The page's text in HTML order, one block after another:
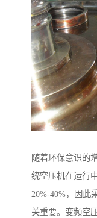
随着环保意识的
统空压机在运行
20%-40%，因此
关重要。变频空